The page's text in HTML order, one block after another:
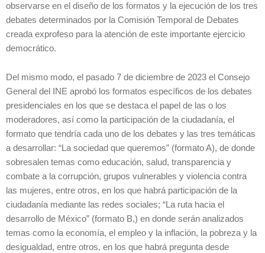
observarse en el diseño de los formatos y la ejecución de los tres
debates determinados por la Comisión Temporal de Debates
creada exprofeso para la atención de este importante ejercicio
democrático.
Del mismo modo, el pasado 7 de diciembre de 2023 el Consejo
General del INE aprobó los formatos específicos de los debates
presidenciales en los que se destaca el papel de las o los
moderadores, así como la participación de la ciudadanía, el
formato que tendría cada uno de los debates y las tres temáticas
a desarrollar: “La sociedad que queremos” (formato A), de donde
sobresalen temas como educación, salud, transparencia y
combate a la corrupción, grupos vulnerables y violencia contra
las mujeres, entre otros, en los que habrá participación de la
ciudadanía mediante las redes sociales; “La ruta hacia el
desarrollo de México” (formato B,) en donde serán analizados
temas como la economía, el empleo y la inflación, la pobreza y la
desigualdad, entre otros, en los que habrá pregunta desde